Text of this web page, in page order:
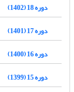
دوره 18 (1402)
دوره 17 (1401)
دوره 16 (1400)
دوره 15 (1399)